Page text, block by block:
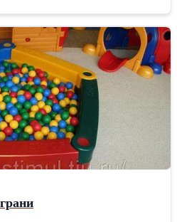
грунта распределяется
стенок; Характеристики Способ
принудительный Тип
Высота1200; Ширин
очистки: Биологический
Способ отведения очищенной
Полиэтилен низкого давления
6 куб.м/сут